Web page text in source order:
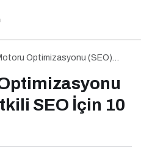
Optimizasyonu (SEO)
SEO İçin 10
Nedir? Etkili Sosyal
İpucu